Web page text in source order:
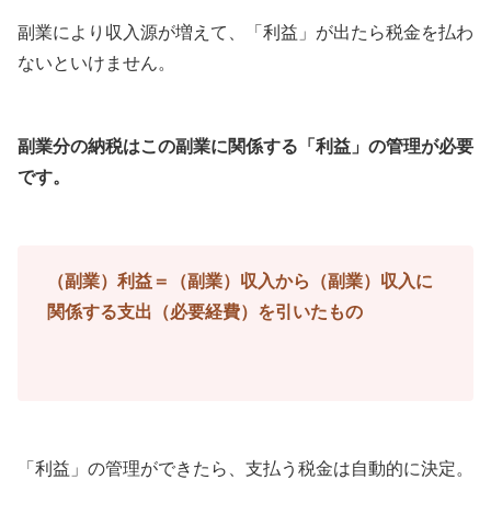
副業により収入源が増えて、「利益」が出たら税金を払わ
ないといけません。
副業分の納税はこの副業に関係する「利益」の管理が必要
です。
（副業）利益＝（副業）収入から（副業）収入に
関係する支出（必要経費）を引いたもの
「利益」の管理ができたら、支払う税金は自動的に決定。